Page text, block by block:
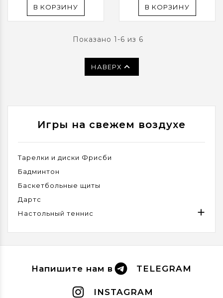
В КОРЗИНУ В КОРЗИНУ
Показано 1-6 из 6
НАВЕРХ 
Игры на свежем воздухе
Тарелки и диски Фрисби
Бадминтон
Баскетбольные щиты
Дартс
Настольный теннис

Напишите нам в TELEGRAM
INSTAGRAM